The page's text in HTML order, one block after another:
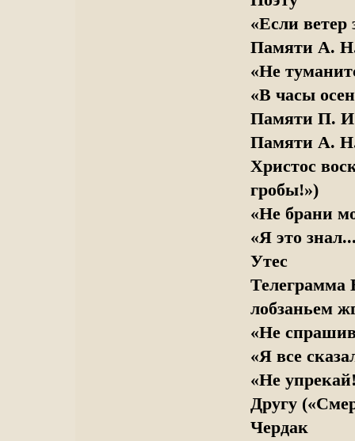
«Если ветер
Памяти А.
«Не
«В часы
Памяти П.
Памяти А. Н.
Христос
гробы!»)
«Не брани
«Я это
Утес
Телеграмма
лобзаньем
«Не
«Я все
«Не
Другу
Чердак